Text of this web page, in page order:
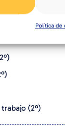
Política de
(2º)